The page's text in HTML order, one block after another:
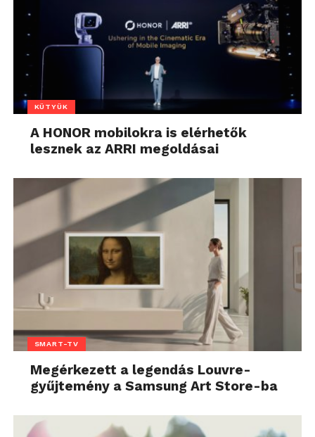
KÜTYÜK
A HONOR mobilokra is elérhetők
lesznek az ARRI megoldásai
SMART-TV
Megérkezett a legendás Louvre-
gyűjtemény a Samsung Art Store-ba